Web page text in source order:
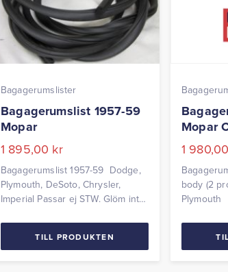
Bagagerumslister
Bagagerumslist 1957-59
Mopar
1 895,00 kr
Bagagerumslist 1957-59 Dodge,
Plymouth, DeSoto, Chrysler,
Imperial Passar ej STW. Glöm inte
gummilistlim.
TILL PRODUKTEN
Mopar
1
body (2
Plymouth